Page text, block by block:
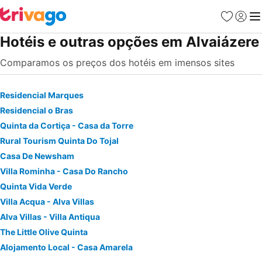
Favoritos
Iniciar
Hotéis e outras opções em Alvaiázere
Comparamos os preços dos hotéis em imensos sites
Residencial Marques
Residencial o Bras
Quinta da Cortiça - Casa da Torre
Rural Tourism Quinta Do Tojal
Casa De Newsham
Villa Rominha - Casa Do Rancho
Quinta Vida Verde
Villa Acqua - Alva Villas
Alva Villas - Villa Antiqua
The Little Olive Quinta
Alojamento Local - Casa Amarela